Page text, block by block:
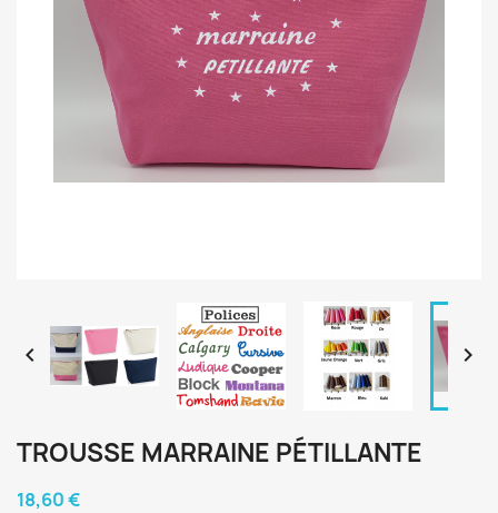
 
TROUSSE MARRAINE PÉTILLANTE
18,60 €